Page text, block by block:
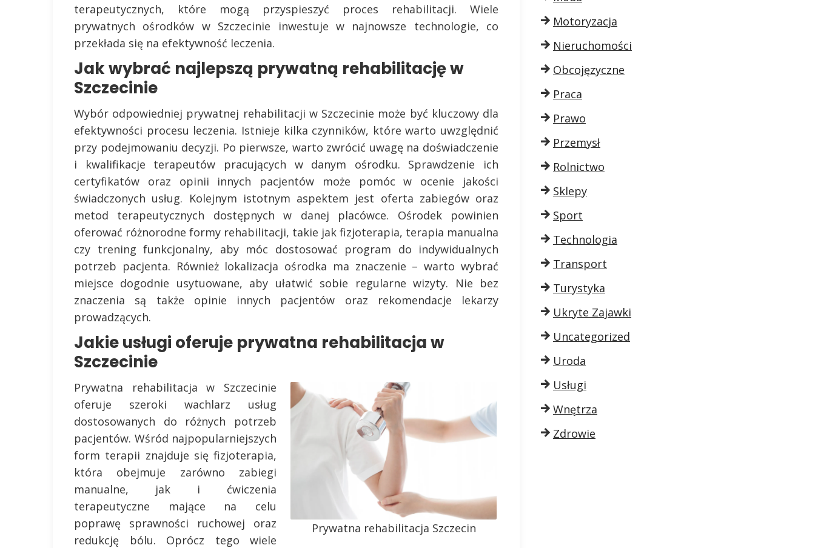
terapeutycznych, które mogą przyspieszyć proces rehabilitacji. Wiele
prywatnych ośrodków w Szczecinie inwestuje w najnowsze technologie, co
przekłada się na efektywność leczenia.
Jak wybrać najlepszą prywatną rehabilitację w
Szczecinie
Wybór odpowiedniej prywatnej rehabilitacji w Szczecinie może być kluczowy dla
efektywności procesu leczenia. Istnieje kilka czynników, które warto uwzględnić
przy podejmowaniu decyzji. Po pierwsze, warto zwrócić uwagę na doświadczenie
i kwalifikacje terapeutów pracujących w danym ośrodku. Sprawdzenie ich
certyfikatów oraz opinii innych pacjentów może pomóc w ocenie jakości
świadczonych usług. Kolejnym istotnym aspektem jest oferta zabiegów oraz
metod terapeutycznych dostępnych w danej placówce. Ośrodek powinien
oferować różnorodne formy rehabilitacji, takie jak fizjoterapia, terapia manualna
czy trening funkcjonalny, aby móc dostosować program do indywidualnych
potrzeb pacjenta. Również lokalizacja ośrodka ma znaczenie – warto wybrać
miejsce dogodnie usytuowane, aby ułatwić sobie regularne wizyty. Nie bez
znaczenia są także opinie innych pacjentów oraz rekomendacje lekarzy
prowadzących.
Jakie usługi oferuje prywatna rehabilitacja w
Szczecinie
Prywatna rehabilitacja Szczecin
Prywatna rehabilitacja w Szczecinie
oferuje szeroki wachlarz usług
dostosowanych do różnych potrzeb
pacjentów. Wśród najpopularniejszych
form terapii znajduje się fizjoterapia,
która obejmuje zarówno zabiegi
manualne, jak i ćwiczenia
terapeutyczne mające na celu
poprawę sprawności ruchowej oraz
redukcję bólu. Oprócz tego wiele
Motoryzacja
Nieruchomości
Obcojęzyczne
Praca
Prawo
Przemysł
Rolnictwo
Sklepy
Sport
Technologia
Transport
Turystyka
Ukryte Zajawki
Uncategorized
Uroda
Usługi
Wnętrza
Zdrowie